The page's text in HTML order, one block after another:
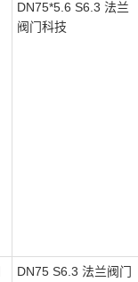
DN75*5.6 S6.3 法兰
阀门科技
DN75 S6.3 法兰阀门